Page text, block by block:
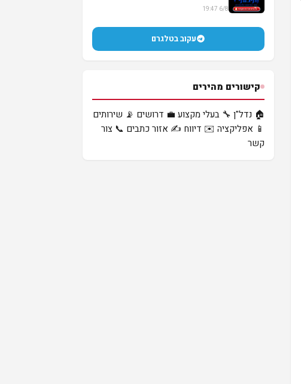
6/8 19:47
עקוב בטלגרם
קישורים מהירים
🏠 נדל"ן 🔧 בעלי מקצוע 💼 דרושים 📡 שירותים
📱 אפליקציה ✉️ דיווח ✍️ אזור כתבים 📞 צור
קשר